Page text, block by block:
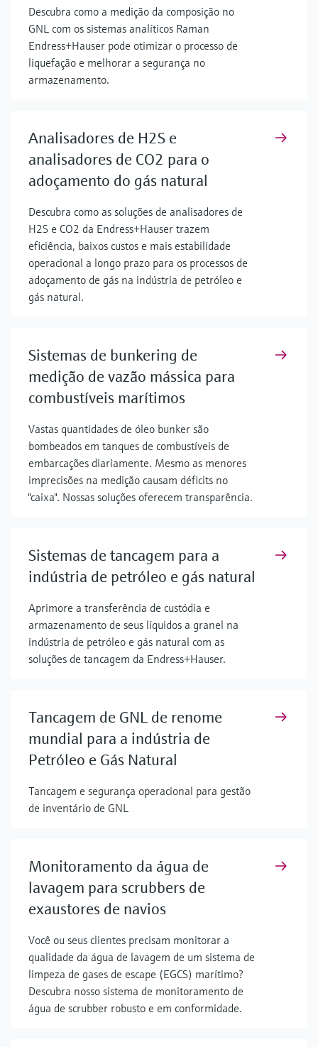
Descubra como a medição da composição no
GNL com os sistemas analíticos Raman
Endress+Hauser pode otimizar o processo de
liquefação e melhorar a segurança no
armazenamento.
Analisadores de H2S e
analisadores de CO2 para o
adoçamento do gás natural
Descubra como as soluções de analisadores de
H2S e CO2 da Endress+Hauser trazem
eficiência, baixos custos e mais estabilidade
operacional a longo prazo para os processos de
adoçamento de gás na indústria de petróleo e
gás natural.
Sistemas de bunkering de
medição de vazão mássica para
combustíveis marítimos
Vastas quantidades de óleo bunker são
bombeados em tanques de combustíveis de
embarcações diariamente. Mesmo as menores
imprecisões na medição causam déficits no
"caixa". Nossas soluções oferecem transparência.
Sistemas de tancagem para a
indústria de petróleo e gás natural
Aprimore a transferência de custódia e
armazenamento de seus líquidos a granel na
indústria de petróleo e gás natural com as
soluções de tancagem da Endress+Hauser.
Tancagem de GNL de renome
mundial para a indústria de
Petróleo e Gás Natural
Tancagem e segurança operacional para gestão
de inventário de GNL
Monitoramento da água de
lavagem para scrubbers de
exaustores de navios
Você ou seus clientes precisam monitorar a
qualidade da água de lavagem de um sistema de
limpeza de gases de escape (EGCS) marítimo?
Descubra nosso sistema de monitoramento de
água de scrubber robusto e em conformidade.